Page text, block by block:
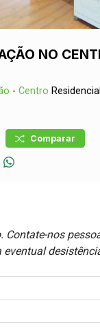
NO
- Centro
Comparar
Contate-nos
eventual